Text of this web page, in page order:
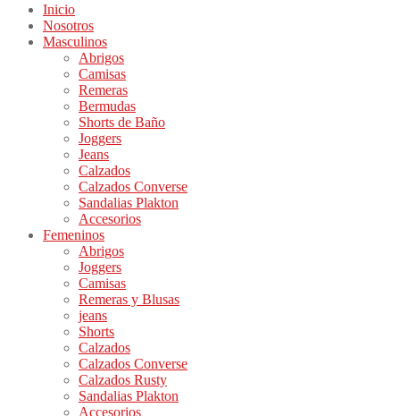
Inicio
Nosotros
Masculinos
Abrigos
Camisas
Remeras
Bermudas
Shorts de Baño
Joggers
Jeans
Calzados
Calzados Converse
Sandalias Plakton
Accesorios
Femeninos
Abrigos
Joggers
Camisas
Remeras y Blusas
jeans
Shorts
Calzados
Calzados Converse
Calzados Rusty
Sandalias Plakton
Accesorios